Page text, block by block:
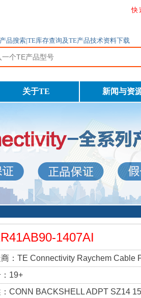
快
品搜索|TE库存查询及TE产品技术资料下载
关于TE 新闻与资
1407AI
： TE Connectivity Raychem Cable
19+
CONN BACKSHELL ADPT SZ14